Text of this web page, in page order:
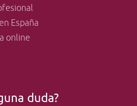
España
online
duda?